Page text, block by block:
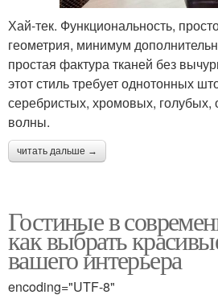
Хай-тек. Функциональность,
геометрия, минимум
простая фактура тканей без
этот стиль требует однотонных
серебристых, хромовых, голубых,
волны.
читать дальше →
Гостиные в
как выбрать
вашего интерьера
encoding="UTF-8"